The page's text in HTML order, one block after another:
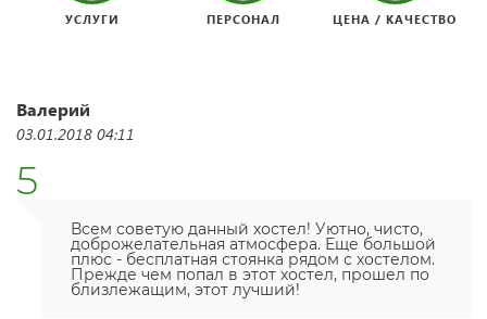
УСЛУГИ ПЕРСОНАЛ ЦЕНА / КАЧЕСТВО
Валерий
03.01.2018 04:11
5
Всем советую данный хостел! Уютно, чисто,
доброжелательная атмосфера. Еще большой
плюс - бесплатная стоянка рядом с хостелом.
Прежде чем попал в этот хостел, прошел по
близлежащим, этот лучший!